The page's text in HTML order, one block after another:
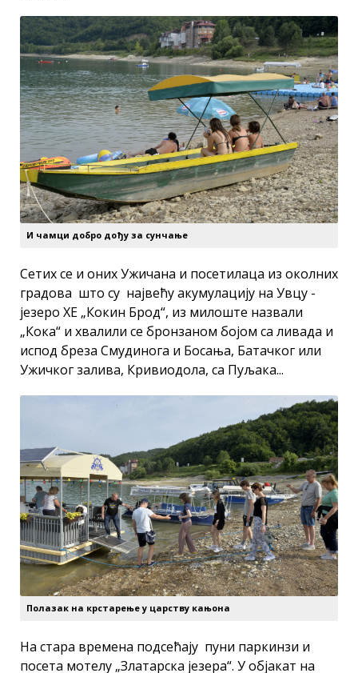
И чамци добро дођу за сунчање
Сетих се и оних Ужичана и посетилаца из околних
градова што су највећу акумулацију на Увцу -
језеро ХЕ „Кокин Брод“, из милоште назвали
„Кока“ и хвалили се бронзаном бојом са ливада и
испод бреза Смудинога и Босања, Батачког или
Ужичког залива, Кривиодола, са Пуљака...
Полазак на крстарење у царству кањона
На стара времена подсећају пуни паркинзи и
посета мотелу „Златарска језера“. У објакат на